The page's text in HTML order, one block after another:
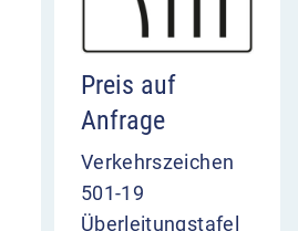
Preis auf
Anfrage
Verkehrszeichen
501-19
Überleitungstafel